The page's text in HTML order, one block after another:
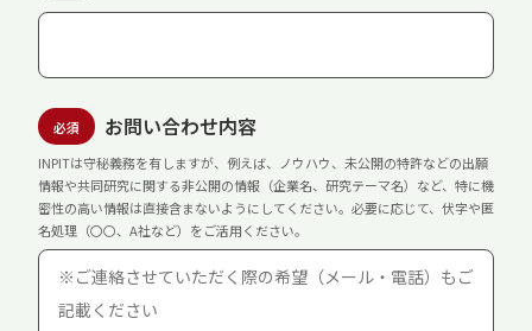
必須 お問い合わせ内容
INPITは守秘義務を有しますが、例えば、ノウハウ、未公開の特許などの出願
情報や共同研究に関する非公開の情報（企業名、研究テーマ名）など、特に機
密性の高い情報は直接含まないようにしてください。必要に応じて、伏字や匿
名処理（〇〇、A社など）をご活用ください。